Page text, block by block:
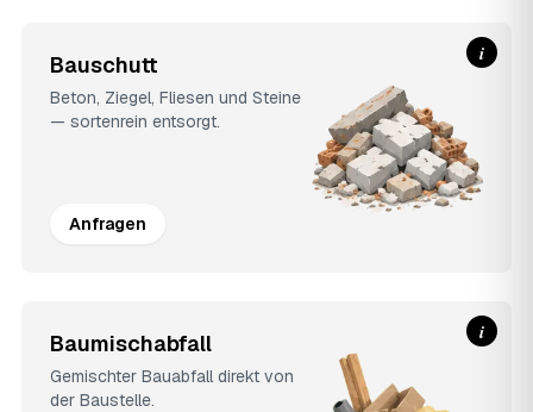
Bauschutt
Beton, Ziegel, Fliesen und Steine
— sortenrein entsorgt.
Anfragen
i
Baumischabfall
Gemischter Bauabfall direkt von
der Baustelle.
i